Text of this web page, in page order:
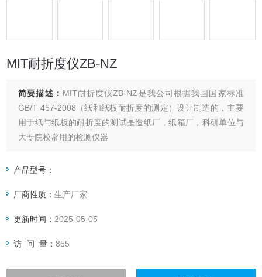
MIT耐折度仪ZB-NZ
简要描述： MIT耐折度仪ZB-NZ是我公司根据我国国家标准
GB/T 457-2008（纸和纸板耐折度的测定）设计制造的，主要
用于纸与纸板的耐折度的测试是造纸厂，纸箱厂，科研单位与
大专院校常用的检测仪器
产品型号：
厂商性质：生产厂家
更新时间： 2025-05-05
访 问 量：855